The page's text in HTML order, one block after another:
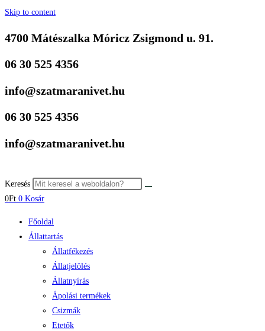
Skip to content
4700 Mátészalka Móricz Zsigmond u. 91.
06 30 525 4356
info@szatmaranivet.hu
06 30 525 4356
info@szatmaranivet.hu
Keresés
0Ft 0 Kosár
Főoldal
Állattartás
Állatfékezés
Állatjelölés
Állatnyírás
Ápolási termékek
Csizmák
Etetők